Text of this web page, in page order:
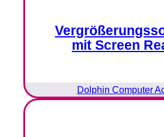
mit Screen
Dolphin Computer